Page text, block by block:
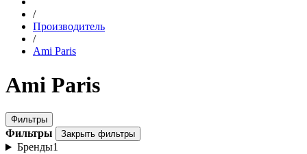
/
Производитель
/
Ami Paris
Ami Paris
Фильтры
Фильтры Закрыть фильтры
Бренды1